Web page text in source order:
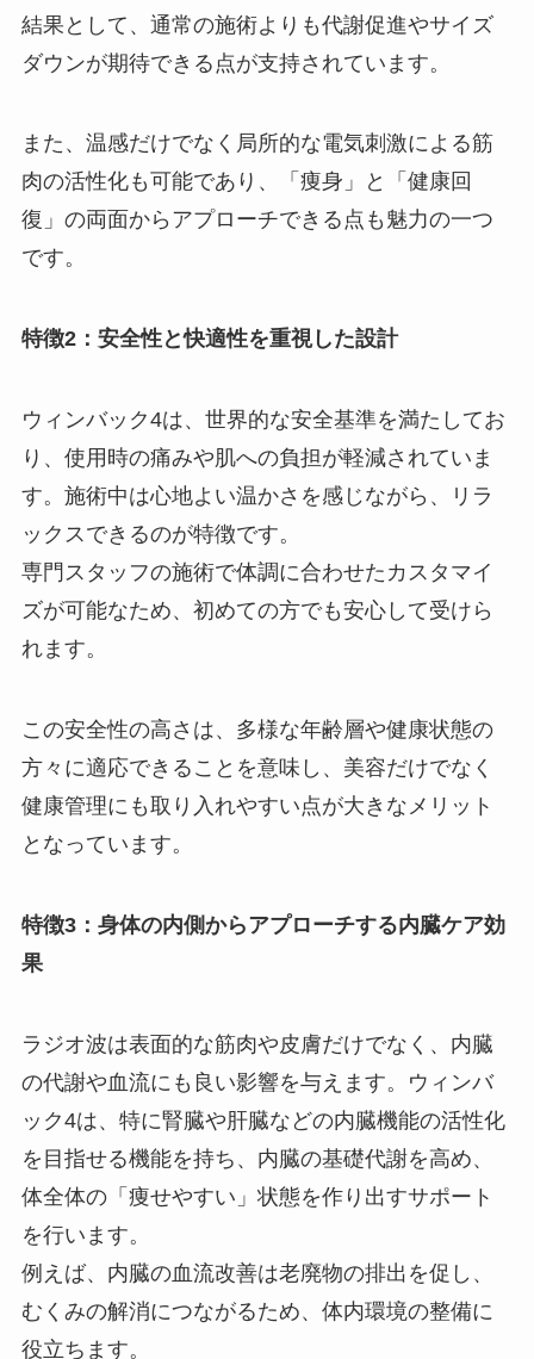
結果として、通常の施術よりも代謝促進やサイズ
ダウンが期待できる点が支持されています。
また、温感だけでなく局所的な電気刺激による筋
肉の活性化も可能であり、「痩身」と「健康回
復」の両面からアプローチできる点も魅力の一つ
です。
特徴2：安全性と快適性を重視した設計
ウィンバック4は、世界的な安全基準を満たしてお
り、使用時の痛みや肌への負担が軽減されていま
す。施術中は心地よい温かさを感じながら、リラ
ックスできるのが特徴です。
専門スタッフの施術で体調に合わせたカスタマイ
ズが可能なため、初めての方でも安心して受けら
れます。
この安全性の高さは、多様な年齢層や健康状態の
方々に適応できることを意味し、美容だけでなく
健康管理にも取り入れやすい点が大きなメリット
となっています。
特徴3：身体の内側からアプローチする内臓ケア効
果
ラジオ波は表面的な筋肉や皮膚だけでなく、内臓
の代謝や血流にも良い影響を与えます。ウィンバ
ック4は、特に腎臓や肝臓などの内臓機能の活性化
を目指せる機能を持ち、内臓の基礎代謝を高め、
体全体の「痩せやすい」状態を作り出すサポート
を行います。
例えば、内臓の血流改善は老廃物の排出を促し、
むくみの解消につながるため、体内環境の整備に
役立ちます。